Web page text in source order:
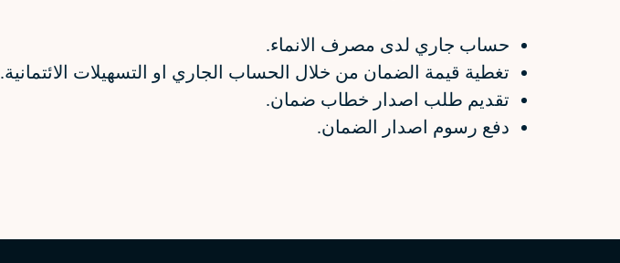
حساب جاري لدى مصرف الانماء.
تغطية قيمة الضمان من خلال الحساب الجاري او التسهيلات الائتمانية.
تقديم طلب اصدار خطاب ضمان.
دفع رسوم اصدار الضمان.